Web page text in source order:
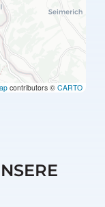
contributors © CARTO